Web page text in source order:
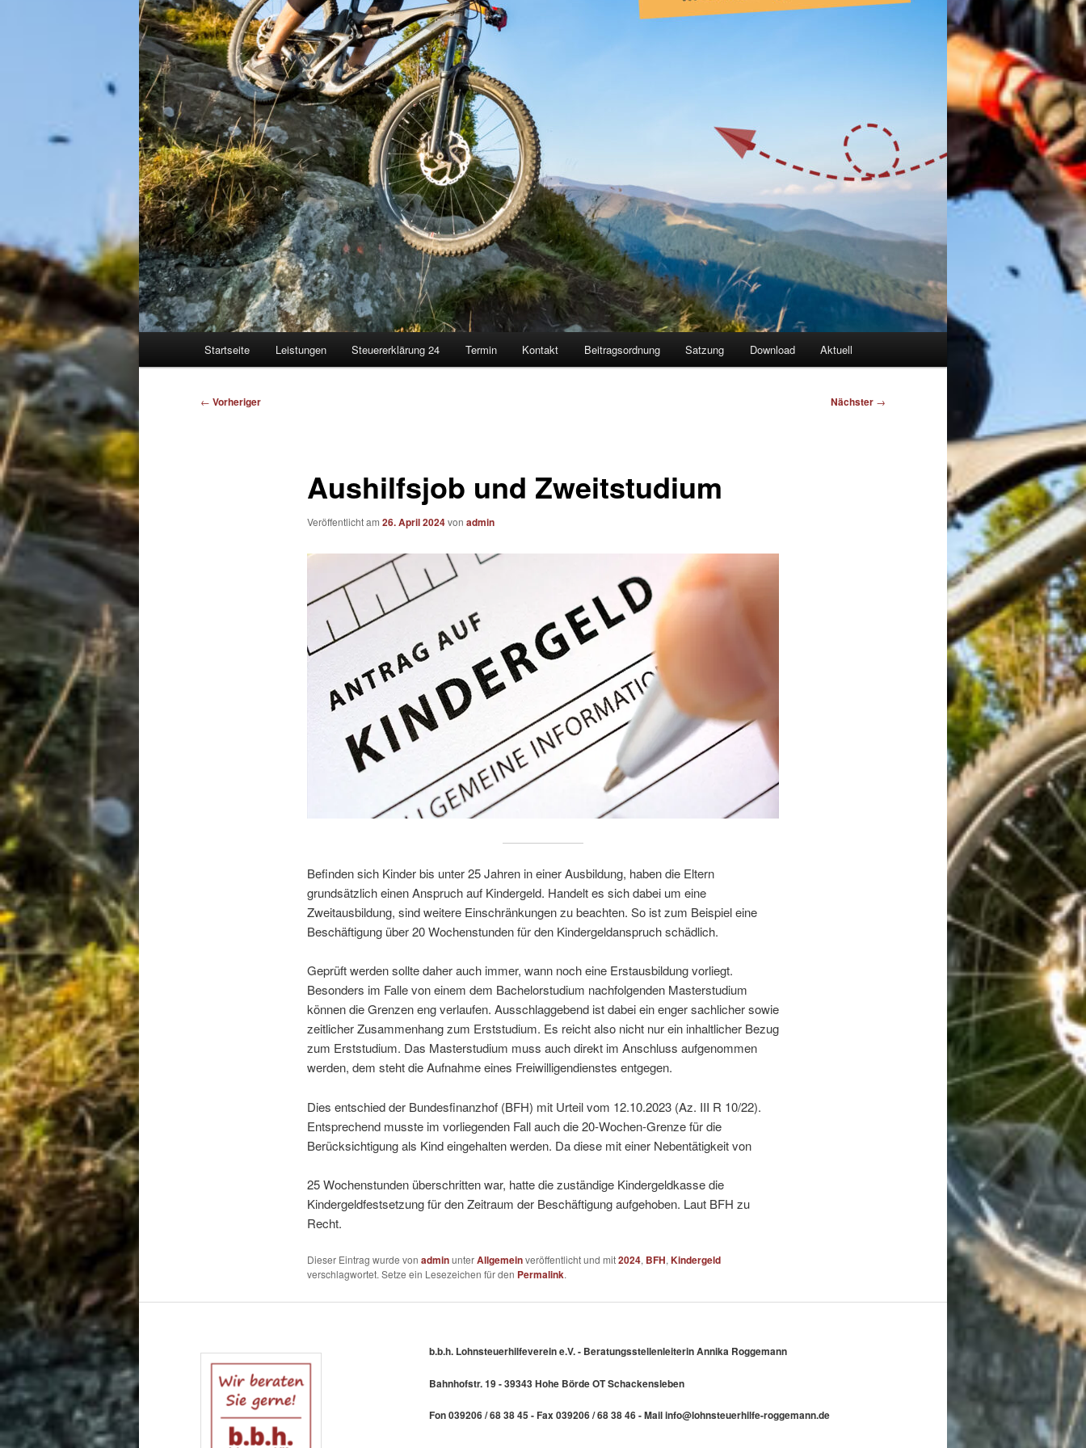
Startseite Leistungen Steuererklärung 24 Termin Kontakt Beitragsordnung Satzung Download Aktuell
Beitragsnavigation
← Vorheriger Nächster →
Aushilfsjob und Zweitstudium
Veröffentlicht am 26. April 2024von admin
Befinden sich Kinder bis unter 25 Jahren in einer Ausbildung, haben die Eltern
grundsätzlich einen Anspruch auf Kindergeld. Handelt es sich dabei um eine
Zweitausbildung, sind weitere Einschränkungen zu beachten. So ist zum Beispiel eine
Beschäftigung über 20 Wochenstunden für den Kindergeldanspruch schädlich.
Geprüft werden sollte daher auch immer, wann noch eine Erstausbildung vorliegt.
Besonders im Falle von einem dem Bachelorstudium nachfolgenden Masterstudium
können die Grenzen eng verlaufen. Ausschlaggebend ist dabei ein enger sachlicher sowie
zeitlicher Zusammenhang zum Erststudium. Es reicht also nicht nur ein inhaltlicher Bezug
zum Erststudium. Das Masterstudium muss auch direkt im Anschluss aufgenommen
werden, dem steht die Aufnahme eines Freiwilligendienstes entgegen.
Dies entschied der Bundesfinanzhof (BFH) mit Urteil vom 12.10.2023 (Az. III R 10/22).
Entsprechend musste im vorliegenden Fall auch die 20-Wochen-Grenze für die
Berücksichtigung als Kind eingehalten werden. Da diese mit einer Nebentätigkeit von
25 Wochenstunden überschritten war, hatte die zuständige Kindergeldkasse die
Kindergeldfestsetzung für den Zeitraum der Beschäftigung aufgehoben. Laut BFH zu
Recht.
Dieser Eintrag wurde von adminunterAllgemeinveröffentlicht und mit2024, BFH, Kindergeld
verschlagwortet. Setze ein Lesezeichen für den Permalink.
b.b.h. Lohnsteuerhilfeverein e.V. - Beratungsstellenleiterin Annika Roggemann
Bahnhofstr. 19 - 39343 Hohe Börde OT Schackensleben
Fon 039206 / 68 38 45 - Fax 039206 / 68 38 46 - Mail info@lohnsteuerhilfe-roggemann.de